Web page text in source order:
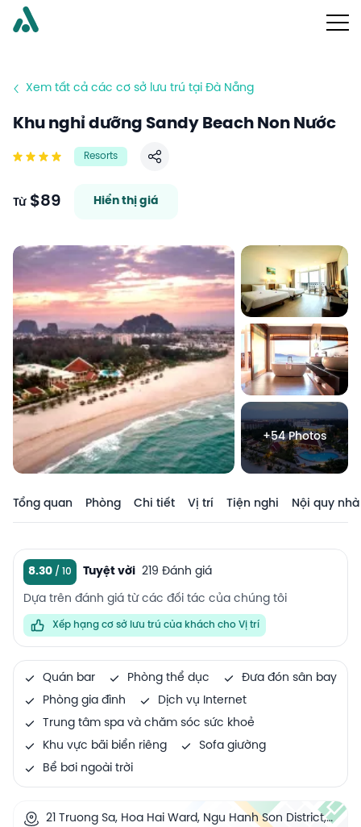
Xem tất cả các cơ sở lưu trú tại Đà Nẵng
Khu nghỉ dưỡng Sandy Beach Non Nước
Resorts
Chia sẻ
Từ$89 Hiển thị giá
+54 Photos
Tổng quan Phòng Chi tiết Vị trí Tiện nghi Nội quy nhà
8.30 Tuyệt vời 219 Đánh giá
Dựa trên đánh giá từ các đối tác của chúng tôi
Xếp hạng cơ sở lưu trú của khách cho Vị trí
Quán bar Phòng thể dục
Đưa đón sân bay
Phòng gia đình
Dịch vụ Internet
Trung tâm spa và chăm sóc sức khoẻ
Khu vực bãi biển riêng
Sofa giường
Bể bơi ngoài trời
21 Truong Sa, Hoa Hai Ward, Ngu Hanh Son District,